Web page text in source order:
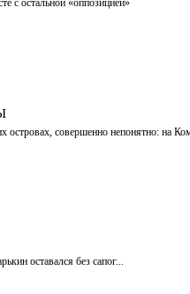
совершенно непонятно: на
оставался без сапог...